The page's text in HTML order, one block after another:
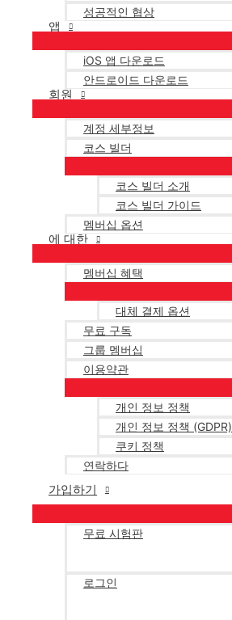
성공적인 협상
앱
iOS 앱 다운로드
안드로이드 다운로드
회원
계정 세부정보
코스 빌더
코스 빌더 소개
코스 빌더 가이드
멤버십 옵션
에 대한
멤버십 혜택
대체 결제 옵션
무료 구독
그룹 멤버십
이용약관
개인 정보 정책
개인 정보 정책 (GDPR)
쿠키 정책
연락하다
가입하기
무료 시험판
로그인